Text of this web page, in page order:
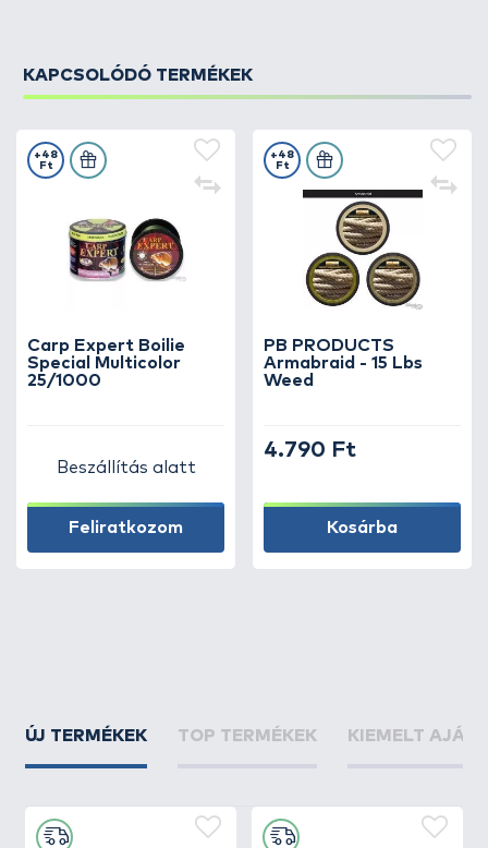
KAPCSOLÓDÓ TERMÉKEK
Carp Expert Boilie
Special Multicolor
25/1000
+48
Ft
Beszállítás alatt
Feliratkozom
PB PRODUCTS
Armabraid - 15 Lbs
Weed
+48
Ft
4.790 Ft
Kosárba
ÚJ TERMÉKEK TOP TERMÉKEK KIEMELT